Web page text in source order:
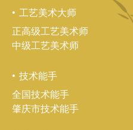
工艺美术大师
正高级工艺美术师
中级工艺美术师
技术能手
全国技术能手
肇庆市技术能手